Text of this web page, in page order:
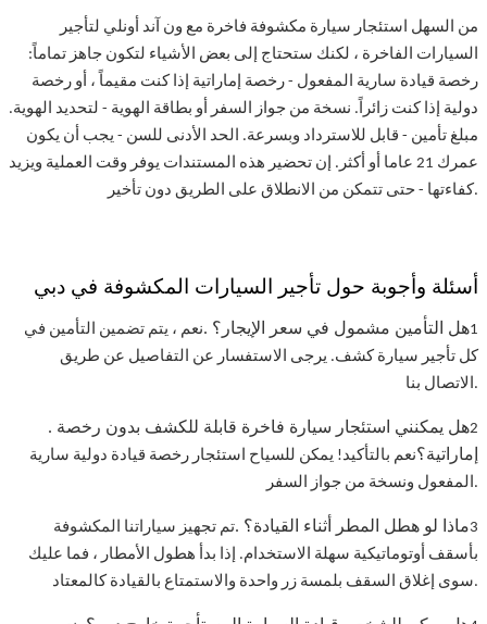
من السهل استئجار سيارة مكشوفة فاخرة مع ون آند أونلي لتأجير
السيارات الفاخرة ، لكنك ستحتاج إلى بعض الأشياء لتكون جاهز تماماً:
رخصة قيادة سارية المفعول - رخصة إماراتية إذا كنت مقيماً ، أو رخصة
دولية إذا كنت زائراً. نسخة من جواز السفر أو بطاقة الهوية - لتحديد الهوية.
مبلغ تأمين - قابل للاسترداد وبسرعة. الحد الأدنى للسن - يجب أن يكون
عمرك 21 عاما أو أكثر. إن تحضير هذه المستندات يوفر وقت العملية ويزيد
كفاءتها - حتى تتمكن من الانطلاق على الطريق دون تأخير.
أسئلة وأجوبة حول تأجير السيارات المكشوفة في دبي
1. هل التأمين مشمول في سعر الإيجار؟
كل تأجير سيارة كشف. يرجى الاستفسار عن التفاصيل عن طريق
الاتصال بنا.
2
. هل يمكنني استئجار سيارة فاخرة قابلة للكشف بدون رخصة
إماراتية؟
المفعول ونسخة من جواز السفر.
3. ماذا لو هطل المطر أثناء القيادة؟
بأسقف أوتوماتيكية سهلة الاستخدام. إذا بدأ هطول الأمطار ، فما عليك
سوى إغلاق السقف بلمسة زر واحدة والاستمتاع بالقيادة كالمعتاد.